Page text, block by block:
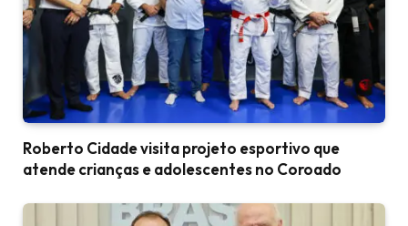
Roberto Cidade visita projeto esportivo que
atende crianças e adolescentes no Coroado